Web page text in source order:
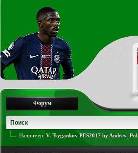
Форум
Например: V. Tsygankov PES2017 by Andrey_Pol